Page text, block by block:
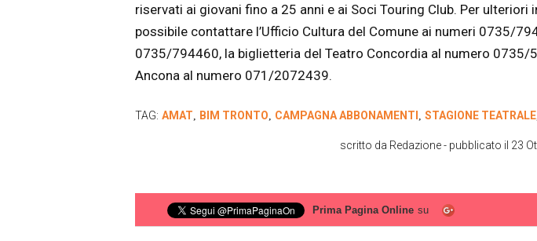
riservati ai giovani fino a 25 anni e ai Soci Touring Club. Per ulteriori
possibile contattare l’Ufficio Cultura del Comune ai numeri 0735/
0735/794460, la biglietteria del Teatro Concordia al numero 0735/
Ancona al numero 071/2072439.
TAG: AMAT BIM TRONTO CAMPAGNA ABBONAMENTI STAGIONE TEATRALE,
scritto da Redazione- pubblicato il 23
Prima Pagina Online su